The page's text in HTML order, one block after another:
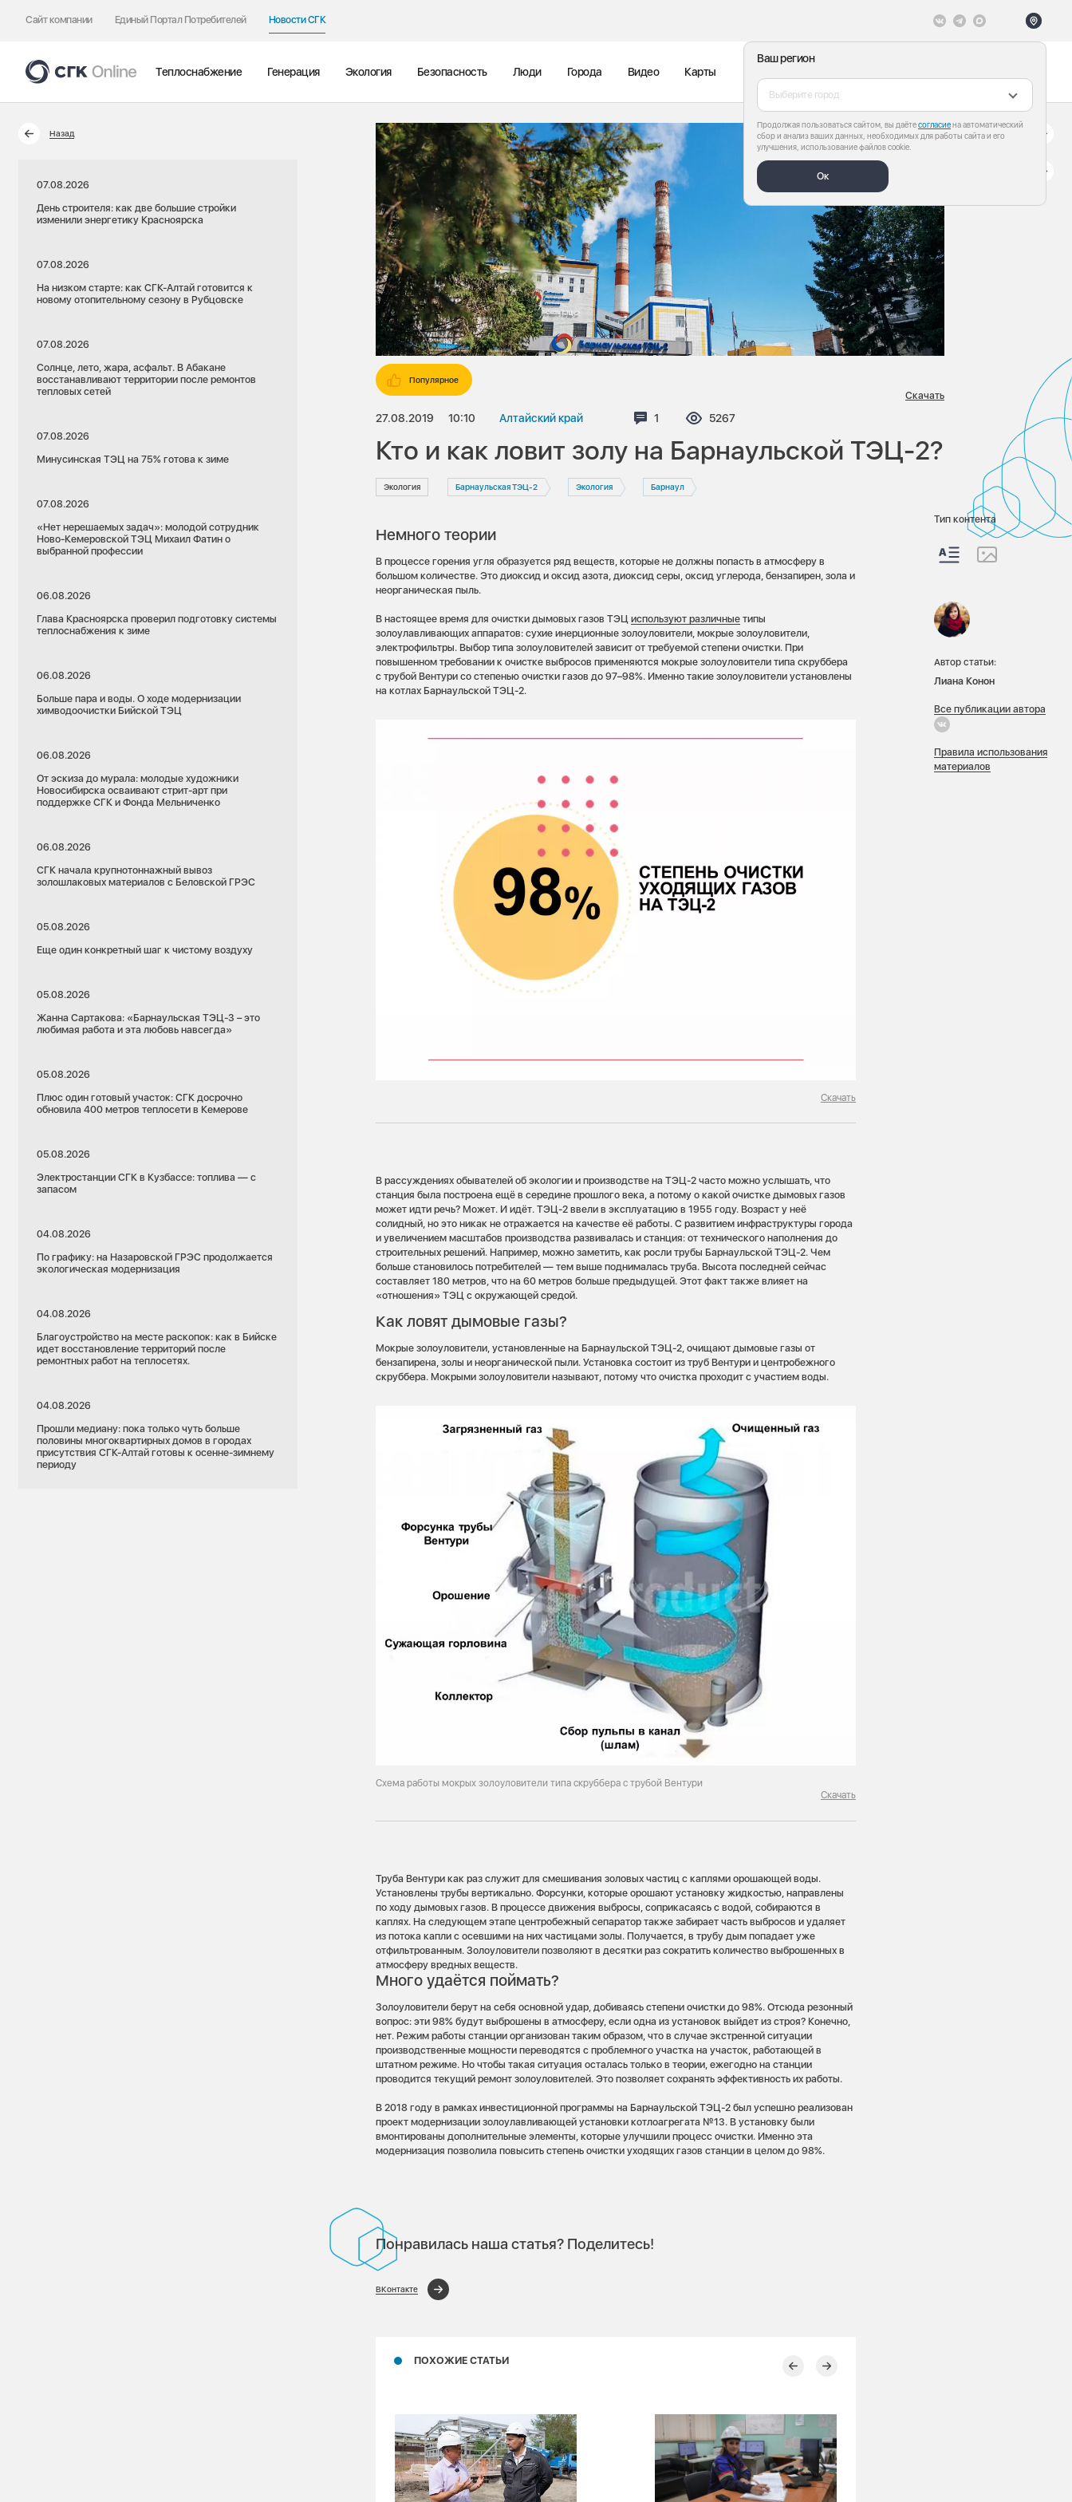
Сайт компании Единый Портал Потребителей Новости СГК
Ваш регион
Выберите город
Продолжая пользоваться сайтом, вы даётесогласиена автоматический
сбор и анализ ваших данных, необходимых для работы сайта и его
улучшения, использование файлов cookie.
Ок
Теплоснабжение Генерация Экология Безопасность Люди Города Видео Карты
Назад
07.08.2026
День строителя: как две большие стройки
изменили энергетику Красноярска
07.08.2026
На низком старте: как СГК-Алтай готовится к
новому отопительному сезону в Рубцовске
07.08.2026
Солнце, лето, жара, асфальт. В Абакане
восстанавливают территории после ремонтов
тепловых сетей
07.08.2026
Минусинская ТЭЦ на 75% готова к зиме
07.08.2026
«Нет нерешаемых задач»: молодой сотрудник
Ново-Кемеровской ТЭЦ Михаил Фатин о
выбранной профессии
06.08.2026
Глава Красноярска проверил подготовку системы
теплоснабжения к зиме
06.08.2026
Больше пара и воды. О ходе модернизации
химводоочистки Бийской ТЭЦ
06.08.2026
От эскиза до мурала: молодые художники
Новосибирска осваивают стрит-арт при
поддержке СГК и Фонда Мельниченко
06.08.2026
СГК начала крупнотоннажный вывоз
золошлаковых материалов с Беловской ГРЭС
05.08.2026
Еще один конкретный шаг к чистому воздуху
05.08.2026
Жанна Сартакова: «Барнаульская ТЭЦ-3 – это
любимая работа и эта любовь навсегда»
05.08.2026
Плюс один готовый участок: СГК досрочно
обновила 400 метров теплосети в Кемерове
05.08.2026
Электростанции СГК в Кузбассе: топлива — с
запасом
04.08.2026
По графику: на Назаровской ГРЭС продолжается
экологическая модернизация
04.08.2026
Благоустройство на месте раскопок: как в Бийске
идет восстановление территорий после
ремонтных работ на теплосетях.
04.08.2026
Прошли медиану: пока только чуть больше
половины многоквартирных домов в городах
присутствия СГК-Алтай готовы к осенне-зимнему
периоду
Популярное
27.08.2019 10:10 Алтайский край Комментариев:
1 Просмотров:
5267
Скачать
Кто и как ловит золу на Барнаульской ТЭЦ-2?
Экология Барнаульская ТЭЦ-2 Экология Барнаул
Немного теории
В процессе горения угля образуется ряд веществ, которые не должны попасть в атмосферу в
большом количестве. Это диоксид и оксид азота, диоксид серы, оксид углерода, бензапирен, зола и
неорганическая пыль.
В настоящее время для очистки дымовых газов ТЭЦиспользуют различные типы
золоулавливающих аппаратов: сухие инерционные золоуловители, мокрые золоуловители,
электрофильтры. Выбор типа золоуловителей зависит от требуемой степени очистки. При
повышенном требовании к очистке выбросов применяются мокрые золоуловители типа скруббера
с трубой Вентури со степенью очистки газов до 97–98%. Именно такие золоуловители установлены
на котлах Барнаульской ТЭЦ-2.
Скачать
В рассуждениях обывателей об экологии и производстве на ТЭЦ-2 часто можно услышать, что
станция была построена ещё в середине прошлого века, а потому о какой очистке дымовых газов
может идти речь? Может. И идёт. ТЭЦ-2 ввели в эксплуатацию в 1955 году. Возраст у неё
солидный, но это никак не отражается на качестве её работы. С развитием инфраструктуры города
и увеличением масштабов производства развивалась и станция: от технического наполнения до
строительных решений. Например, можно заметить, как росли трубы Барнаульской ТЭЦ-2. Чем
больше становилось потребителей — тем выше поднималась труба. Высота последней сейчас
составляет 180 метров, что на 60 метров больше предыдущей. Этот факт также влияет на
«отношения» ТЭЦ с окружающей средой.
Как ловят дымовые газы?
Мокрые золоуловители, установленные на Барнаульской ТЭЦ-2, очищают дымовые газы от
бензапирена, золы и неорганической пыли. Установка состоит из труб Вентури и центробежного
скруббера. Мокрыми золоуловители называют, потому что очистка проходит с участием воды.
Схема работы мокрых золоуловители типа скруббера с трубой Вентури
Скачать
Труба Вентури как раз служит для смешивания золовых частиц с каплями орошающей воды.
Установлены трубы вертикально. Форсунки, которые орошают установку жидкостью, направлены
по ходу дымовых газов. В процессе движения выбросы, соприкасаясь с водой, собираются в
каплях. На следующем этапе центробежный сепаратор также забирает часть выбросов и удаляет
из потока капли с осевшими на них частицами золы. Получается, в трубу дым попадает уже
отфильтрованным. Золоуловители позволяют в десятки раз сократить количество выброшенных в
атмосферу вредных веществ.
Много удаётся поймать?
Золоуловители берут на себя основной удар, добиваясь степени очистки до 98%. Отсюда резонный
вопрос: эти 98% будут выброшены в атмосферу, если одна из установок выйдет из строя? Конечно,
нет. Режим работы станции организован таким образом, что в случае экстренной ситуации
производственные мощности переводятся с проблемного участка на участок, работающей в
штатном режиме. Но чтобы такая ситуация осталась только в теории, ежегодно на станции
проводится текущий ремонт золоуловителей. Это позволяет сохранять эффективность их работы.
В 2018 году в рамках инвестиционной программы на Барнаульской ТЭЦ-2 был успешно реализован
проект модернизации золоулавливающей установки котлоагрегата №13. В установку были
вмонтированы дополнительные элементы, которые улучшили процесс очистки. Именно эта
модернизация позволила повысить степень очистки уходящих газов станции в целом до 98%.
Понравилась наша статья? Поделитесь!
ВКонтакте
ПОХОЖИЕ СТАТЬИ
Тип контента
Автор статьи:
Лиана Конон
Все публикации автора
Правила использования
материалов